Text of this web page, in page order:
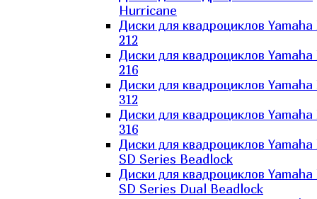
Hurricane
Диски для квадроциклов
212
Диски для квадроциклов
216
Диски для квадроциклов
312
Диски для квадроциклов
316
Диски для квадроциклов
SD Series Beadlock
Диски для квадроциклов
SD Series Dual Beadlock